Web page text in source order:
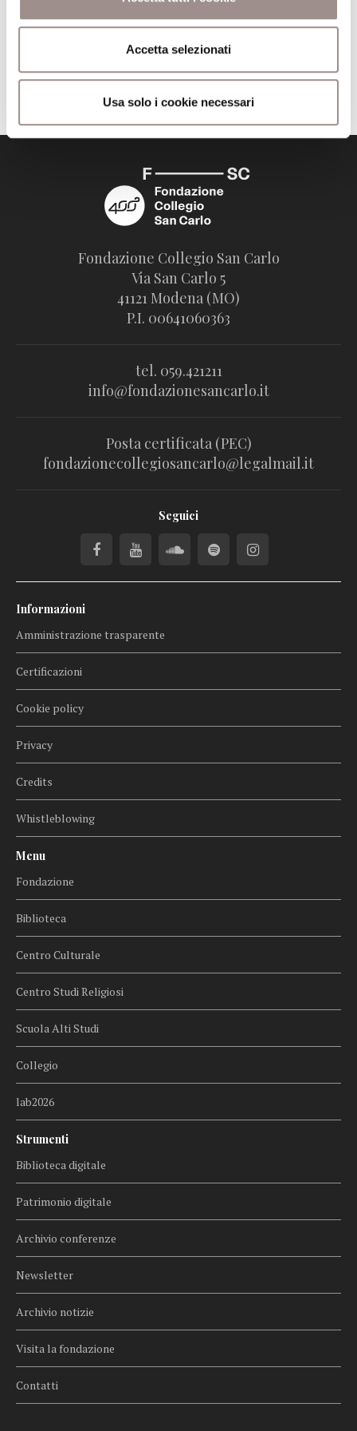
Accetta selezionati
Usa solo i cookie necessari
Fondazione Collegio San Carlo
Via San Carlo 5
41121 Modena (MO)
P.I. 00641060363
tel. 059.421211
info@fondazionesancarlo.it
Posta certificata (PEC)
fondazionecollegiosancarlo@legalmail.it
Seguici
Informazioni
Amministrazione trasparente
Certificazioni
Cookie policy
Privacy
Credits
Whistleblowing
Menu
Fondazione
Biblioteca
Centro Culturale
Centro Studi Religiosi
Scuola Alti Studi
Collegio
lab2026
Strumenti
Biblioteca digitale
Patrimonio digitale
Archivio conferenze
Newsletter
Archivio notizie
Visita la fondazione
Contatti